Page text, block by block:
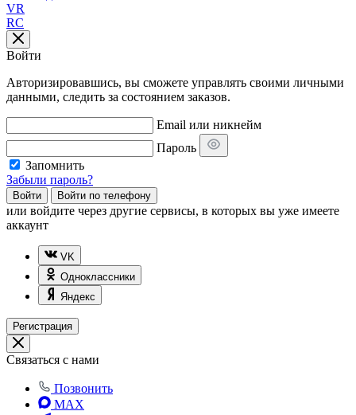
VR
RC
Войти
Авторизировавшись, вы сможете управлять своими личными
данными, следить за состоянием заказов.
Email или никнейм
Пароль
Запомнить
Забыли пароль?
Войти Войти по телефону
или войдите через другие сервисы, в которых вы уже имеете
аккаунт
VK
Одноклассники
Яндекс
Регистрация
Связаться с нами
Позвонить
MAX